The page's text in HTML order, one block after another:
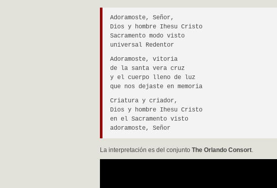
Adoramoste, Señor,
Dios y hombre Ihesu Cristo
Sacramento modo visto
universal Redentor
Adoramoste, vitoria
de la santa vera cruz
y el cuerpo lleno de luz
que nos dejaste en memoria
Criatura y criador,
Dios y hombre Ihesu Cristo
en el Sacramento visto
adoramoste, Señor
La interpretación es del conjunto The Orlando Consort.